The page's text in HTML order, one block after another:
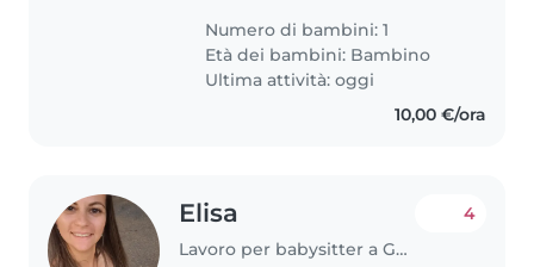
giorno dal lunedì al sabato 12:30-
14:30
Numero di bambini: 1
Età dei bambini: Bambino
Ultima attività: oggi
10,00 €/ora
Elisa
Lavoro per babysitter a Genova
4